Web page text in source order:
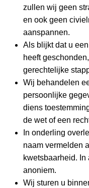
zullen wij geen
en ook geen
aanspannen.
Als blijkt dat u
heeft
gerechtelijke
Wij behandelen
persoonlijke
diens
de wet of een
In onderling
naam vermelden
kwetsbaarheid.
anoniem.
Wij sturen u